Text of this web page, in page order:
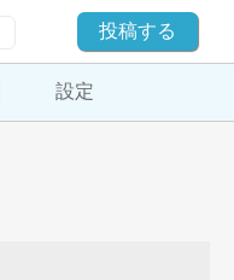
投稿する
設定